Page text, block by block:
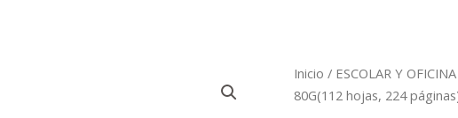
Inicio / ESCOLAR Y OFICINA
80G(112 hojas, 224
El
precio
El
Quantity